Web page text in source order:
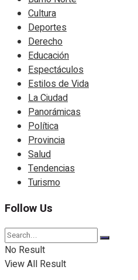
Cultura
Deportes
Derecho
Educación
Espectáculos
Estilos de Vida
La Ciudad
Panorámicas
Política
Provincia
Salud
Tendencias
Turismo
Follow Us
No Result
View All Result